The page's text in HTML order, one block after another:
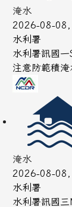
淹水
2026-08-
水利署
水利署訊國
注意防範積淹
淹水
2026-08-
水利署
水利署訊國